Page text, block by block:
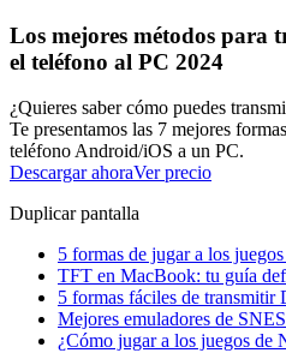
Los mejores métodos para
el teléfono al PC 2024
¿Quieres saber cómo puedes
Te presentamos las 7 mejores
teléfono Android/iOS a un PC.
Descargar ahoraVer precio
Duplicar pantalla
5 formas de jugar a los
TFT en MacBook: tu guía
5 formas fáciles de transmitir
Mejores emuladores de
¿Cómo jugar a los juegos de